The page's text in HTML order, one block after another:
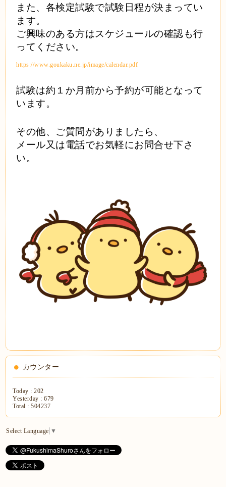
また、各検定試験で試験日程が決まってい
ます。
ご興味のある方はスケジュールの確認も行
ってください。
https://www.goukaku.ne.jp/image/calendar.pdf
試験は約１か月前から予約が可能となって
います。
その他、ご質問がありましたら、
メール又は電話でお気軽にお問合せ下さ
い。
カウンター
Today :202
Yesterday :679
Total :504237
Select Language ▼